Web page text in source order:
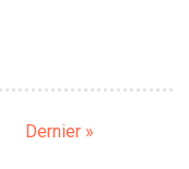
Dernière
Dernier »